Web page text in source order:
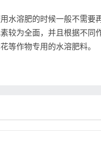
溶肥的时候一般不需要再
较为全面，并且根据不同
等作物专用的水溶肥料。